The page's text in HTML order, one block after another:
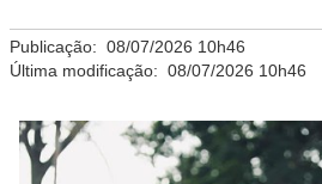
Publicação: 08/07/2026 10h46
Última modificação: 08/07/2026 10h46